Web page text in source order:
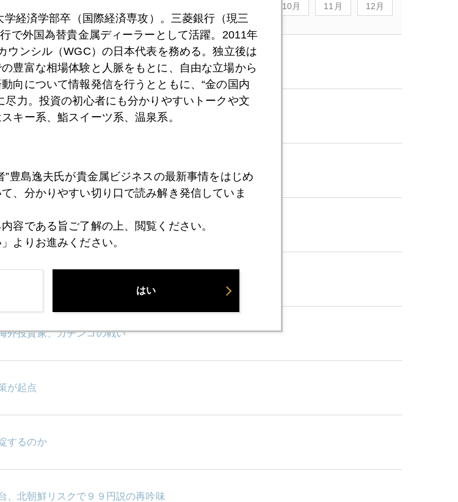
10月 11月 12月
へイエレン氏から「贈る言葉」
エレン対談に市場注目
カーリングと菜那選手
の危うさ
外投資家、ガチンコの戦い
が起点
するのか
、北朝鮮リスクで９９円説の再吟味
経済学部卒（国際経済専攻）。三菱銀行（現三
で外国為替貴金属ディーラーとして活躍。2011年
ウンシル（WGC）の日本代表を務める。独立後は
豊富な相場体験と人脈をもとに、自由な立場から
向について情報発信を行うとともに、“金の国内
尽力。投資の初心者にも分かりやすいトークや文
キー系、鮨スイーツ系、温泉系。
”豊島逸夫氏が貴金属ビジネスの最新事情をはじめ
、分かりやすい切り口で読み解き発信していま
容である旨ご了解の上、閲覧ください。
よりお進みください。
はい